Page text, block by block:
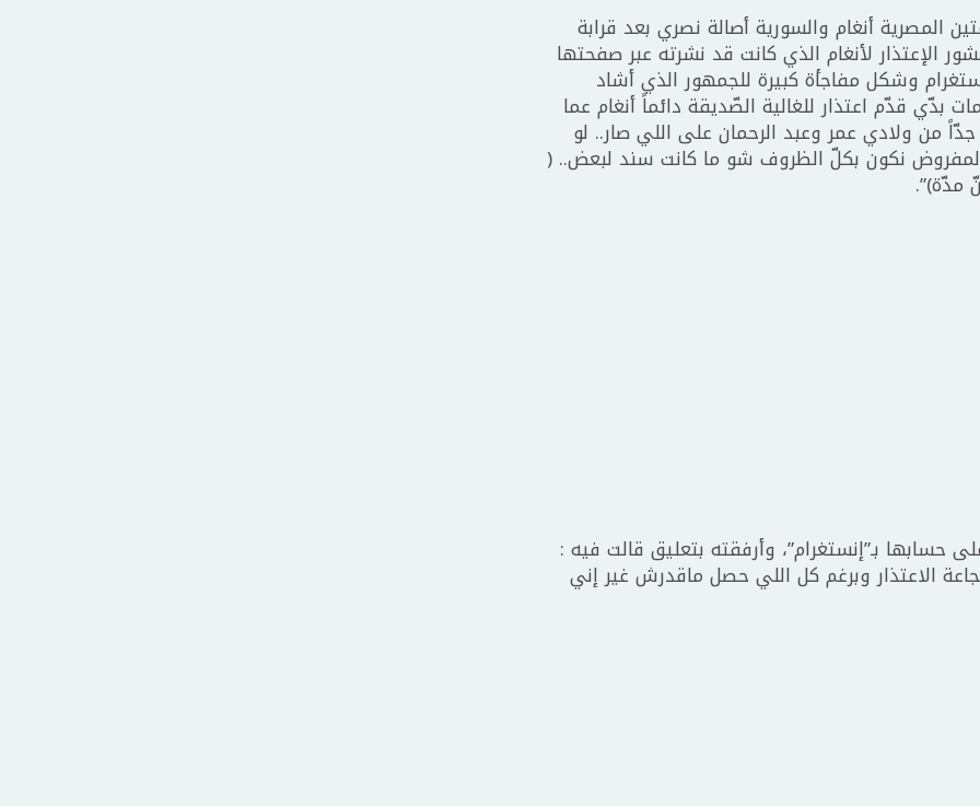
المصرية أنغام والسورية أصالة نصري بعد قرابة
الإعتذار لأنغام الذي كانت قد نشرته عبر صفحتها
وشكل مفاجأة كبيرة للجمهور الذي أشاد
قدّم اعتذار للغالية الصّديقة دائماً أنغام عما
من ولادي عمر وعبد الرحمان على اللي صار.. لو
نكون بكلّ الظروف شو ما كانت سند لبعض.. (
مدّة)”.
حسابها بـ”إنستغرام”، وأرفقته بتعليق قالت فيه :
الاعتذار وبرغم كل اللي حصل ماقدرش غير إني